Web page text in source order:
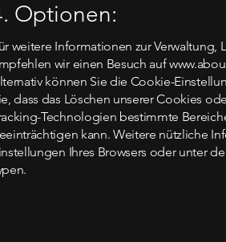
Optionen:
weitere Informationen zur
wir einen Besuch auf
können Sie die Cookie-
dass das Löschen unserer Cookies
Technologien bestimmte
kann. Weitere nützliche
Ihres Browsers oder unter